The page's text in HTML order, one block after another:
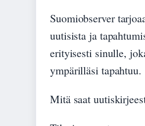
Suomiobserver
uutisista ja
erityisesti sinulle,
ympärilläsi tapahtuu.
Mitä saat